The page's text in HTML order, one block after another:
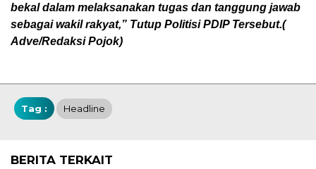
bekal dalam melaksanakan tugas dan tanggung jawab
sebagai wakil rakyat,” Tutup Politisi PDIP Tersebut.(
Adve/Redaksi Pojok)
Tag : Headline
BERITA TERKAIT